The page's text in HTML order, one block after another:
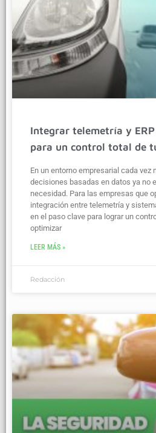
Integrar telemetría y
para un control total de
En un entorno empresarial cada
decisiones basadas en datos ya no
necesidad. Para las empresas que
integración entre telemetría y
en el paso clave para lograr un
optimizar
LEER MÁS »
Redacción